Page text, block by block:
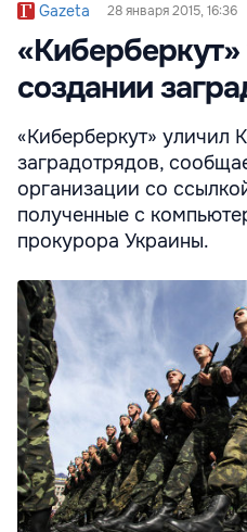
Gazeta 28 января 2015, 16:36
создании
«Киберберкут» уличил
заградотрядов,
организации со
полученные с
прокурора Украины.